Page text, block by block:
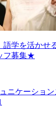
語学を活かせ
フ募集★
ニケーショ